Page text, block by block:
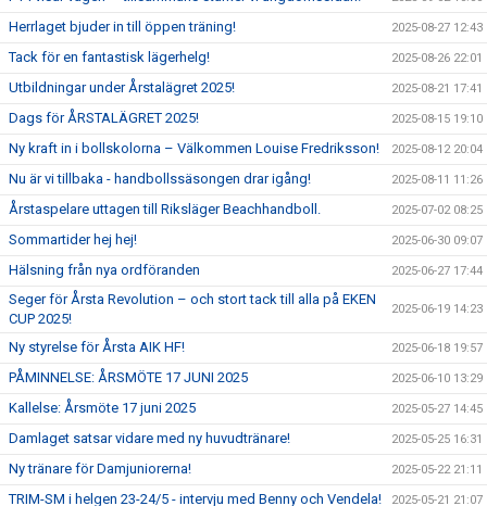
Herrlaget bjuder in till öppen träning! 2025-08-27 12:43
Tack för en fantastisk lägerhelg! 2025-08-26 22:01
Utbildningar under Årstalägret 2025! 2025-08-21 17:41
Dags för ÅRSTALÄGRET 2025! 2025-08-15 19:10
Ny kraft in i bollskolorna – Välkommen Louise Fredriksson! 2025-08-12 20:04
Nu är vi tillbaka - handbollssäsongen drar igång! 2025-08-11 11:26
Årstaspelare uttagen till Riksläger Beachhandboll. 2025-07-02 08:25
Sommartider hej hej! 2025-06-30 09:07
Hälsning från nya ordföranden 2025-06-27 17:44
Seger för Årsta Revolution – och stort tack till alla på EKEN
CUP 2025!
2025-06-19 14:23
Ny styrelse för Årsta AIK HF! 2025-06-18 19:57
PÅMINNELSE: ÅRSMÖTE 17 JUNI 2025 2025-06-10 13:29
Kallelse: Årsmöte 17 juni 2025 2025-05-27 14:45
Damlaget satsar vidare med ny huvudtränare! 2025-05-25 16:31
Ny tränare för Damjuniorerna! 2025-05-22 21:11
TRIM-SM i helgen 23-24/5 - intervju med Benny och Vendela! 2025-05-21 21:07